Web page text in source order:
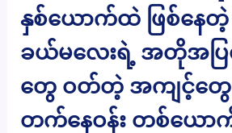
နှစ်ယောက်ထဲ ဖြစ်နေတဲ့
ခယ်မလေးရဲ့ အတိုအ
တွေ ဝတ်တဲ့ အကျင့်တွေ
တက်နေဝန်း တစ်ယောက်